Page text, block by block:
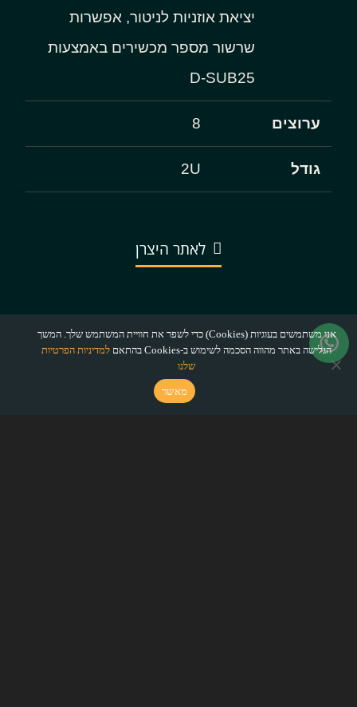
יציאת אוזניות לניטור, אפשרות
שרשור מספר מכשירים באמצעות
D-SUB25
ערוצים 8
גודל 2U
לאתר היצרן
אנו משתמשים בעוגיות (Cookies) כדי לשפר את חוויית המשתמש שלך. המשך
הגלישה באתר מהווה הסכמה לשימוש ב-Cookies בהתאם
למדיניות הפרטיות
שלנו
מאשר